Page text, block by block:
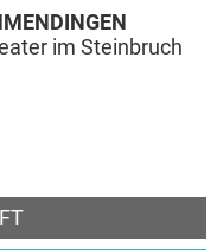
im Steinbruch